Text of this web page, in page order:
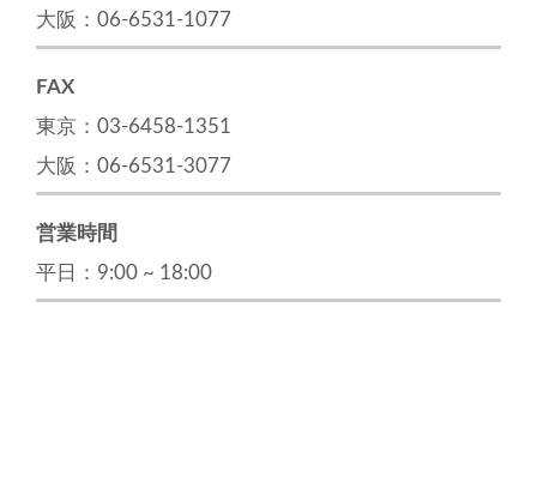
大阪：06-6531-1077
FAX
東京：03-6458-1351
大阪：06-6531-3077
営業時間
平日：9:00 ~ 18:00